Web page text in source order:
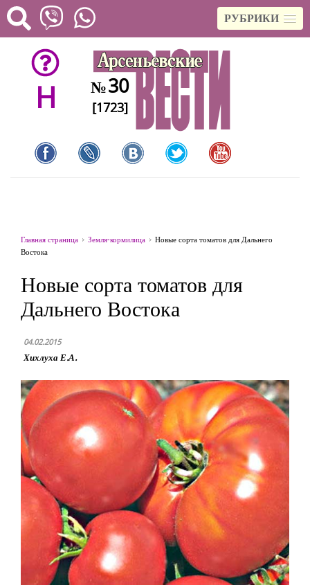
РУБРИКИ
H №30
[1723]
Главная страница Земля-кормилица
Новые сорта томатов для Дальнего
Востока
Новые сорта томатов для
Дальнего Востока
04.02.2015
Хихлуха Е.А.